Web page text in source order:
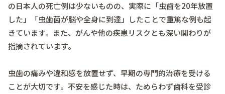
の日本人の死亡例は少ないものの、実際に「虫歯を20年放置
した」「虫歯菌が脳や全身に到達」したことで重篤な例も起
きています。また、がんや他の疾患リスクとも深い関わりが
指摘されています。
虫歯の痛みや違和感を放置せず、早期の専門的治療を受ける
ことが大切です。不安を感じた時は、ためらわず歯科を受診